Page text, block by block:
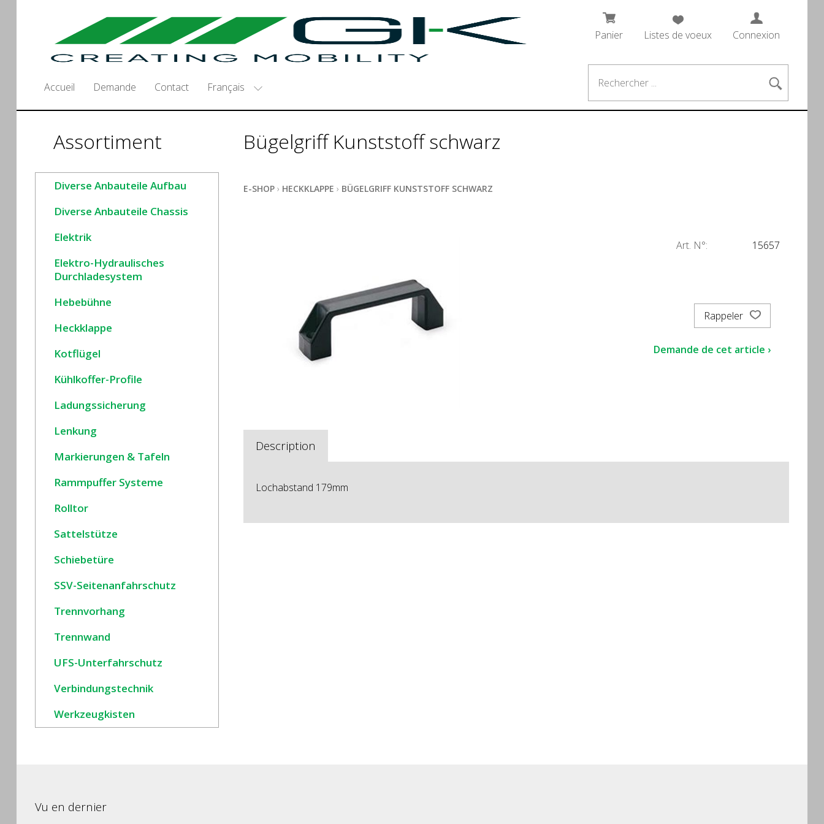
Panier Listes de voeux Connexion
Accueil Demande Contact Français
Assortiment
Diverse Anbauteile Aufbau
Diverse Anbauteile Chassis
Elektrik
Elektro-Hydraulisches
Durchladesystem
Hebebühne
Heckklappe
Kotflügel
Kühlkoffer-Profile
Ladungssicherung
Lenkung
Markierungen & Tafeln
Rammpuffer Systeme
Rolltor
Sattelstütze
Schiebetüre
SSV-Seitenanfahrschutz
Trennvorhang
Trennwand
UFS-Unterfahrschutz
Verbindungstechnik
Werkzeugkisten
Bügelgriff Kunststoff schwarz
E-SHOP › HECKKLAPPE › BÜGELGRIFF KUNSTSTOFF SCHWARZ
Art. N°: 15657
Rappeler
Demande de cet article ›
Description
Lochabstand 179mm
Vu en dernier